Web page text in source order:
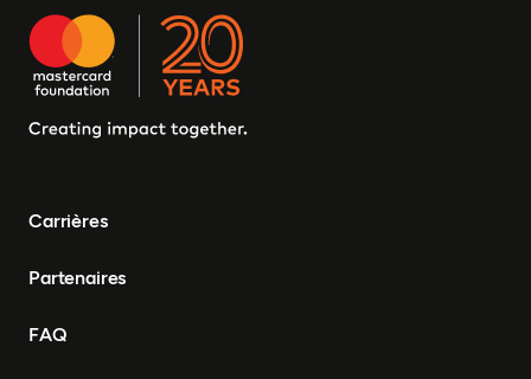
d'Ivoire, Zambie, Syrie,
Tchad, Eswatini, Zimbabwe,
Tanzanie, Sud Soudan,
Afrique du Sud, Guinée-
Bénin, Togo
Carrières
Partenaires
FAQ